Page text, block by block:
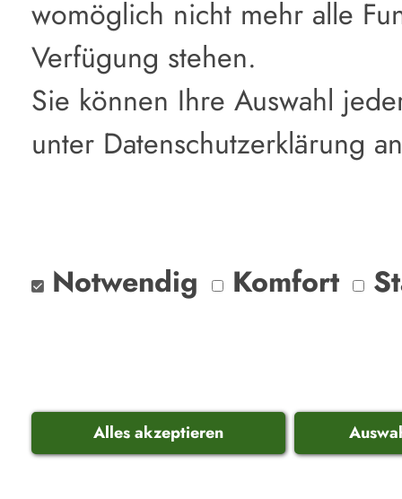
womöglich nicht mehr alle
Verfügung stehen.
Sie können Ihre Auswahl
unter Datenschutzerklärung
Notwendig Komfort
Alles akzeptieren